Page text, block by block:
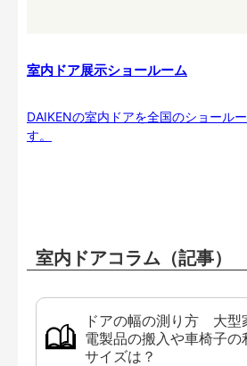
室内ドア展示ショールーム
DAIKENの室内ドアを全国のショール
す。
室内ドアコラム（記事）
ドアの幅の測り方 大型
電製品の搬入や車椅子の
サイズは？